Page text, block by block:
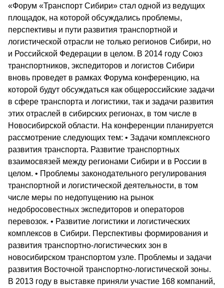
«Форум «Транспорт Сибири» стал одной из ведущих
площадок, на которой обсуждались проблемы,
перспективы и пути развития транспортной и
логистической отрасли не только регионов Сибири, но
и Российской Федерации в целом. В 2014 году Союз
транспортников, экспедиторов и логистов Сибири
вновь проведет в рамках Форума конференцию, на
которой будут обсуждаться как общероссийские задачи
в сфере транспорта и логистики, так и задачи развития
этих отраслей в сибирских регионах, в том числе в
Новосибирской области. На конференции планируется
рассмотрение следующих тем: • Задачи комплексного
развития транспорта. Развитие транспортных
взаимосвязей между регионами Сибири и в России в
целом. • Проблемы законодательного регулирования
транспортной и логистической деятельности, в том
числе меры по недопущению на рынок
недобросовестных экспедиторов и операторов
перевозок. • Развитие логистики и логистических
комплексов в Сибири. Перспективы формирования и
развития транспортно-логистических зон в
новосибирском транспортом узле. Проблемы и задачи
развития Восточной транспортно-логистической зоны.
В 2013 году в выставке приняли участие 168 компаний,